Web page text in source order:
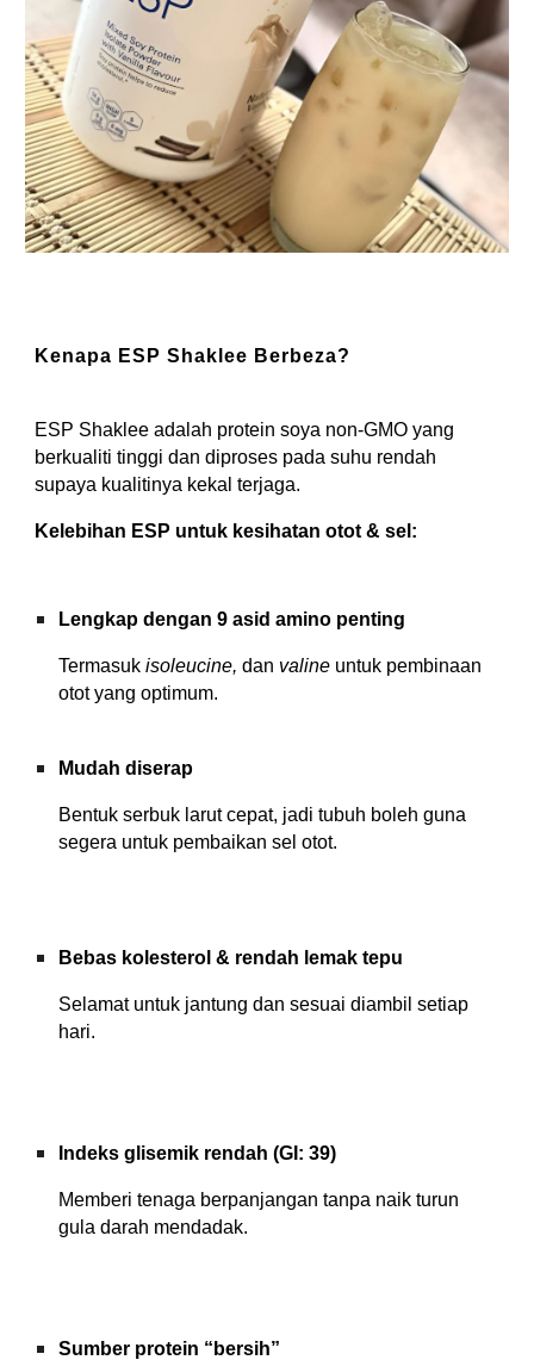
Kenapa ESP Shaklee Berbeza?
ESP Shaklee adalah protein soya non-GMO yang
berkualiti tinggi dan diproses pada suhu rendah
supaya kualitinya kekal terjaga.
Kelebihan ESP untuk kesihatan otot & sel:
Lengkap dengan 9 asid amino penting
Termasuk isoleucine, dan valine untuk pembinaan
otot yang optimum.
Mudah diserap
Bentuk serbuk larut cepat, jadi tubuh boleh guna
segera untuk pembaikan sel otot.
Bebas kolesterol & rendah lemak tepu
Selamat untuk jantung dan sesuai diambil setiap
hari.
Indeks glisemik rendah (GI: 39)
Memberi tenaga berpanjangan tanpa naik turun
gula darah mendadak.
Sumber protein “bersih”